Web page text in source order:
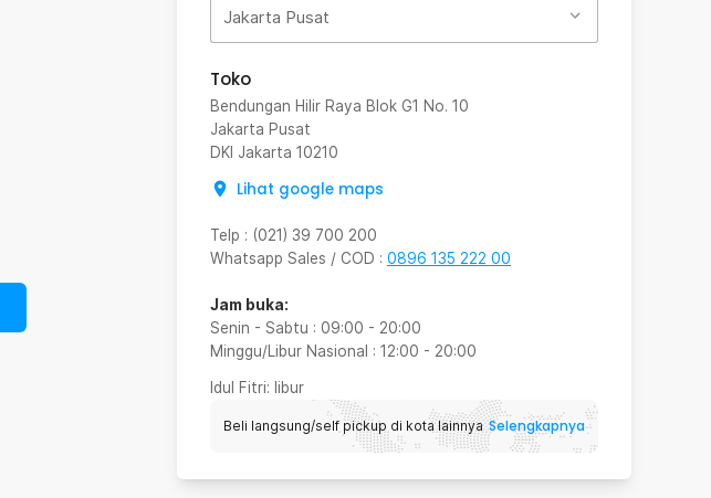
Jakarta Pusat
Toko
Bendungan Hilir Raya Blok G1 No. 10
Jakarta Pusat
DKI Jakarta 10210
Lihat google maps
Telp : (021) 39 700 200
Whatsapp Sales / COD : 0896 135 222 00
Jam buka:
Senin - Sabtu : 09:00 - 20:00
Minggu/Libur Nasional : 12:00 - 20:00
Idul Fitri: libur
Beli langsung/self pickup di kota lainnya Selengkapnya